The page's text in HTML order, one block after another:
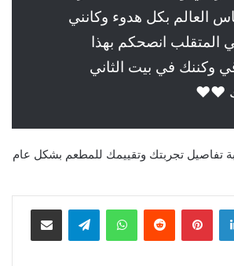
العالم بكل هدوء وكانني
المتقلب انصحكم بهذا
وكننك في بيت الثاني
♥️♥️
تفاصيل تجربتك وتقييمك للمطعم بشكل عام
لينكدإن بينتيريست واتساب تيلقرام مشاركة عبر البريد